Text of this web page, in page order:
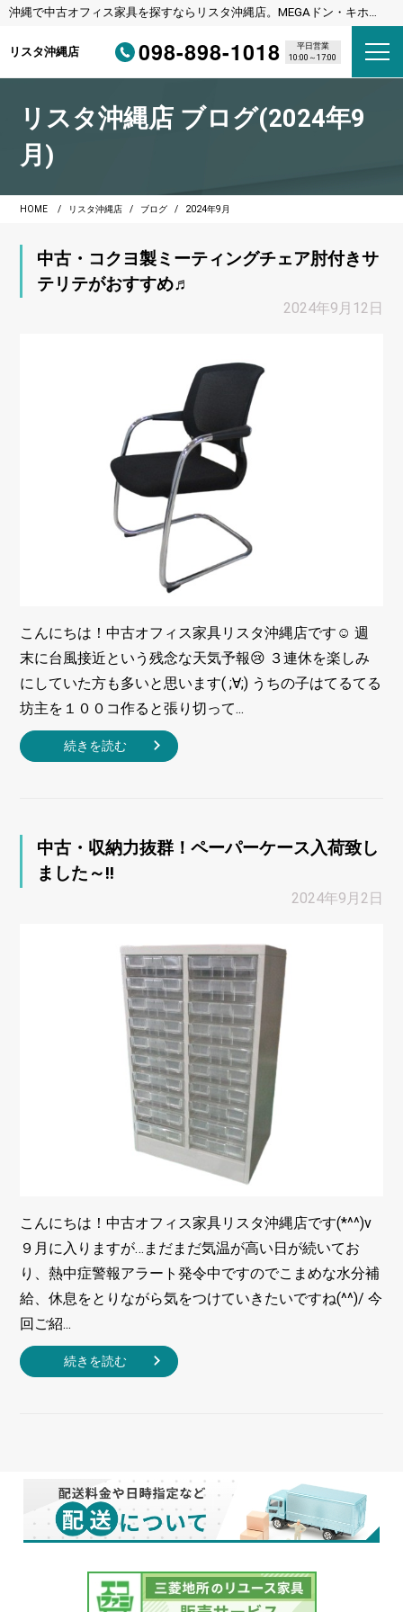
沖縄で中古オフィス家具を探すならリスタ沖縄店。MEGAドン・キホー
リスタ沖縄店
098-898-1018
平日営業
10:00～17:00
リスタ沖縄店 ブログ(2024年9
月)
HOME リスタ沖縄店 ブログ 2024年9月
中古・コクヨ製ミーティングチェア肘付きサ
テリテがおすすめ♬
2024年9月12日
こんにちは！中古オフィス家具リスタ沖縄店です☺ 週
末に台風接近という残念な天気予報😢 ３連休を楽しみ
にしていた方も多いと思います( ;∀;) うちの子はてるてる
坊主を１００コ作ると張り切って...
続きを読む
中古・収納力抜群！ペーパーケース入荷致し
ました～!!
2024年9月2日
こんにちは！中古オフィス家具リスタ沖縄店です(*^^)v
９月に入りますが…まだまだ気温が高い日が続いてお
り、熱中症警報アラート発令中ですのでこまめな水分補
給、休息をとりながら気をつけていきたいですね(^^)/ 今
回ご紹...
続きを読む